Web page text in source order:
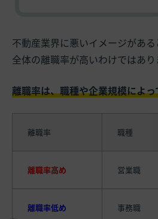
不動産業界に悪いイメージがあ
全体の離職率が高いわけではあり
離職率は、職種や企業規模によ
離職率 職種
離職率高め 営業職
離職率低め 事務職